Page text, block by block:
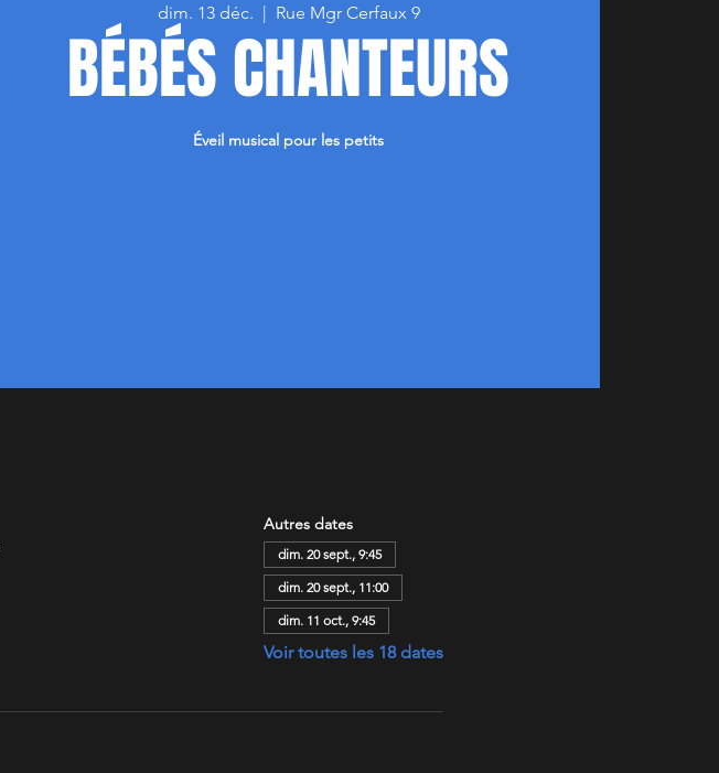
dim. 13 déc.
  |
Rue Mgr Cerfaux 9
BÉBÉS CHANTEURS
Éveil musical pour les petits
Autres dates
dim. 20 sept., 9:45
dim. 20 sept., 11:00
dim. 11 oct., 9:45
Voir toutes les 18 dates